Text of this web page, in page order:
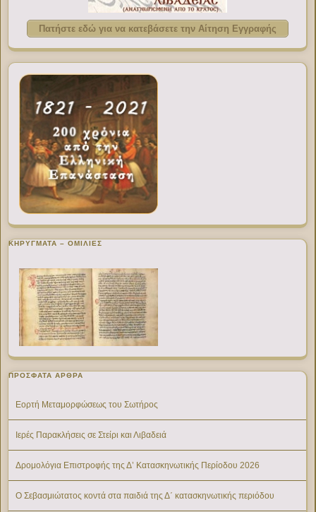
Πατήστε εδώ για να κατεβάσετε την Αίτηση Εγγραφής
ΚΗΡΥΓΜΑΤΑ – ΟΜΙΛΙΕΣ
ΠΡΌΣΦΑΤΑ ΆΡΘΡΑ
Εορτή Μεταμορφώσεως του Σωτήρος
Ιερές Παρακλήσεις σε Στείρι και Λιβαδειά
Δρομολόγια Επιστροφής της Δ’ Κατασκηνωτικής Περίοδου 2026
Ο Σεβασμιώτατος κοντά στα παιδιά της Δ΄ κατασκηνωτικής περιόδου